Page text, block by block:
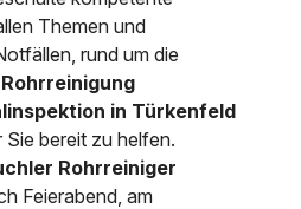
Kosten Preise
Rohrreinigungsdienst
Wasserhaltung
Dükerreinigung
Abfallzwischenlager
Austausch von
Schießstandsanierung -
Geschosssandfang
Mobile Schlamm-
Entschlammung
Trockensaugen von
etc.
Weitere Services mit
Themen und
rund um die
Rohrreinigung
in Türkenfeld
bereit zu helfen.
Rohrreiniger
Feierabend, am